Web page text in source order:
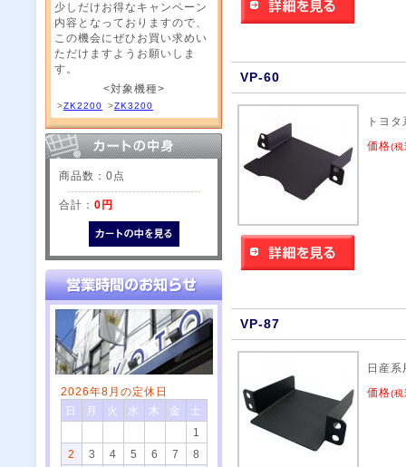
少しだけお得なキャンペーン
内容となっておりますので、
この機会にぜひお買い求めい
ただけますようお願いしま
す。
<対象機種>
>ZK2200 >ZK3200
商品数：0点
合計： 0円
2026年8月の定休日
日
月 火 水 木 金
土
1
2
3 4 5 6 7
8
VP-60
トヨ
価格(税
VP-87
日産
価格(税